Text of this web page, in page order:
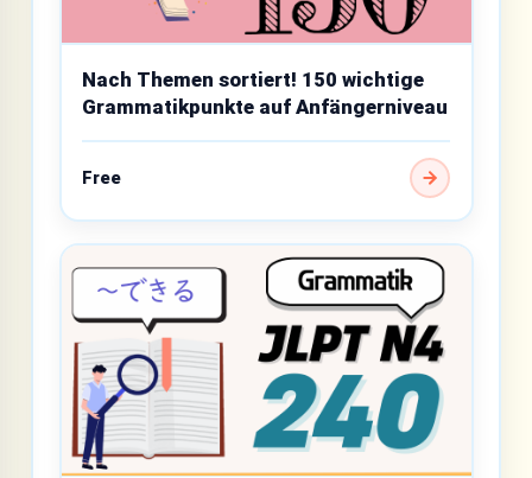
Nach Themen sortiert! 150 wichtige
Grammatikpunkte auf Anfängerniveau
Free